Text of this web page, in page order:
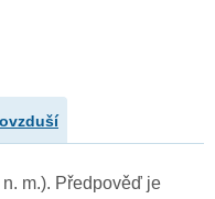
m.). Předpověď je